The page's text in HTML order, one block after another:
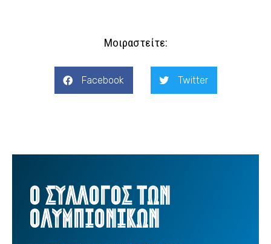
Μοιραστείτε:
Facebook Twitter
Ο ΣΥΛΛΟΓΟΣ ΤΩΝ
ΟΛΥΜΠΙΟΝΙΚΩΝ